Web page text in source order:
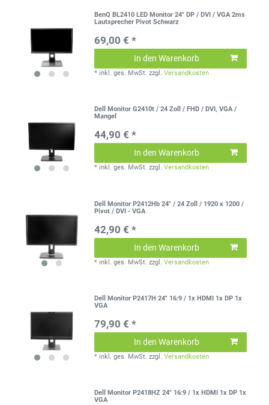
BenQ BL2410 LED Monitor 24" DP / DVI / VGA 2ms
Lautsprecher Pivot Schwarz
69,00 € *
In den Warenkorb
* inkl. ges. MwSt. zzgl.Versandkosten
Dell Monitor G2410t / 24 Zoll / FHD / DVI, VGA /
Mangel
44,90 € *
In den Warenkorb
* inkl. ges. MwSt. zzgl.Versandkosten
Dell Monitor P2412Hb 24" / 24 Zoll / 1920 x 1200 /
Pivot / DVI - VGA
42,90 € *
In den Warenkorb
* inkl. ges. MwSt. zzgl.Versandkosten
Dell Monitor P2417H 24" 16:9 / 1x HDMI 1x DP 1x
VGA
79,90 € *
In den Warenkorb
* inkl. ges. MwSt. zzgl.Versandkosten
Dell Monitor P2418HZ 24" 16:9 / 1x HDMI 1x DP 1x
VGA